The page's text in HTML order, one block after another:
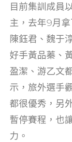
目前集訓成員
主，去年9月
陳鈺君、魏于
好手黃品蓁、
盈潔、游乙文
示，旅外選手
都很優秀，另
暫停賽程，也
力。